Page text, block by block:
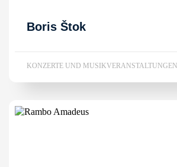
Boris Štok
KONZERTE UND MUSIKVERANSTALTUNGEN